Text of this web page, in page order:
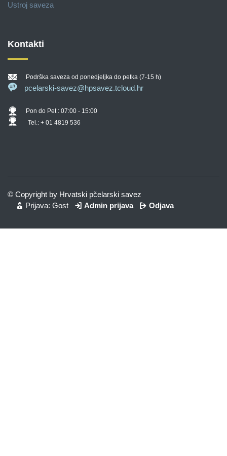
Ustroj saveza
Kontakti
Podrška saveza od ponedjeljka do petka (7-15 h)
pcelarski-savez@hpsavez.tcloud.hr
Pon do Pet : 07:00 - 15:00
Tel.: + 01 4819 536
© Copyright by Hrvatski pčelarski savez
Prijava: Gost
Admin prijava Odjava